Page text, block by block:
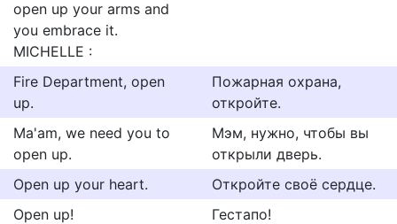
open up your arms and
you embrace it.
MICHELLE :
Fire Department, open
up.
Пожарная охрана,
откройте.
Ma'am, we need you to
open up.
Мэм, нужно, чтобы вы
открыли дверь.
Open up your heart.
Откройте своё сердце.
Open up!
Гестапо!